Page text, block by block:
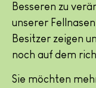
Besseren zu
unserer
Besitzer zeigen
noch auf dem
Sie möchten